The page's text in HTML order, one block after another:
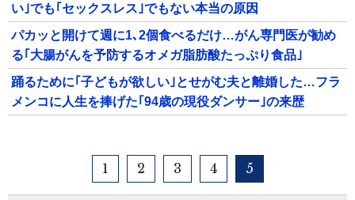
い｣でも｢セックスレス｣でもない本当の原因
パカッと開けて週に1､2個食べるだけ…がん専門医が勧め
る｢大腸がんを予防するオメガ脂肪酸たっぷり食品｣
踊るために｢子どもが欲しい｣とせがむ夫と離婚した…フラ
メンコに人生を捧げた｢94歳の現役ダンサー｣の来歴
1 2 3 4 5